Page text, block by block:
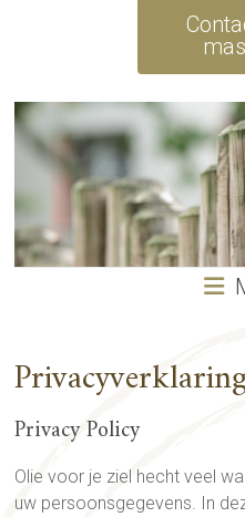
Privacy Policy
Olie voor je ziel hecht veel
uw persoonsgegevens. In